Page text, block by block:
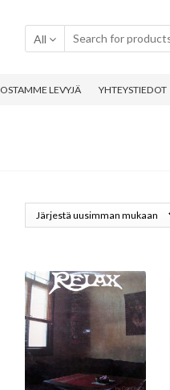
All
OSTAMME LEVYJÄ YHTEYSTIEDOT